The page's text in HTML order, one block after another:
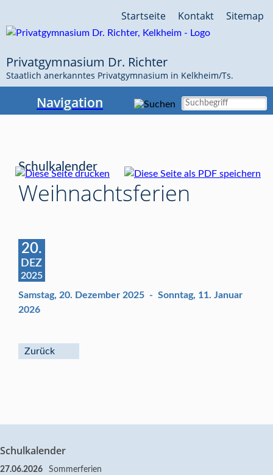
überspringen
Sitemap
Kontakt
Startseite
Privatgymnasium Dr. Richter
Staatlich anerkanntes Privatgymnasium in Kelkheim/Ts.
Navigation
Schulkalender
Weihnachtsferien
20.
DEZ
2025
Samstag, 20. Dezember 2025 - Sonntag, 11. Januar
2026
Zurück
Schulkalender
27.06.2026
Sommerferien